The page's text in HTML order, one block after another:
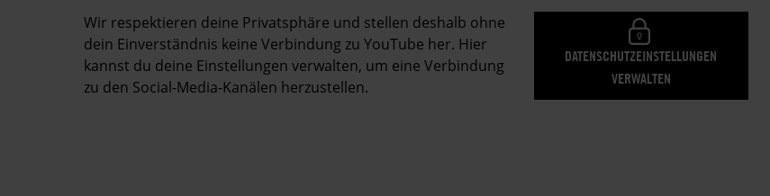
Wir respektieren deine Privatsphäre und stellen deshalb ohne
dein Einverständnis keine Verbindung zu YouTube her. Hier
kannst du deine Einstellungen verwalten, um eine Verbindung
zu den Social-Media-Kanälen herzustellen.
DATENSCHUTZEINSTELLUNGEN
VERWALTEN